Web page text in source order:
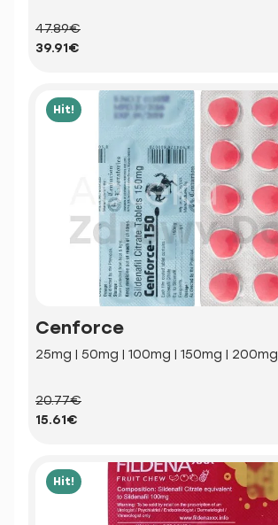
47.89€
39.91€
Hit!
Cenforce
25mg | 50mg | 100mg | 150mg | 200mg
20.77€
15.61€
Hit!